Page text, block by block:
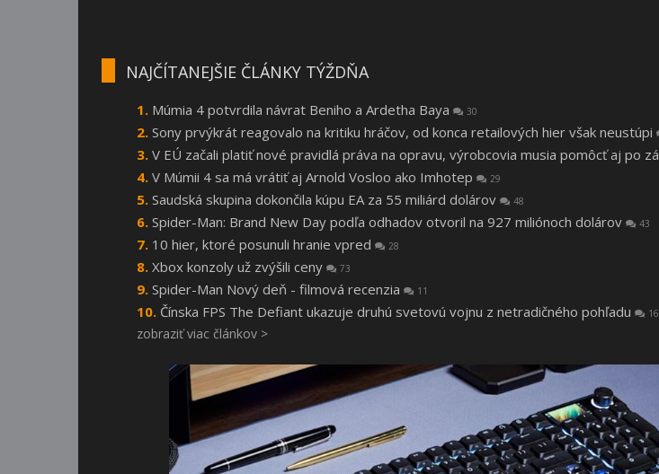
NAJČÍTANEJŠIE ČLÁNKY TÝŽDŇA
Múmia 4 potvrdila návrat Beniho a Ardetha Baya 30
Sony prvýkrát reagovalo na kritiku hráčov, od konca retailových hier však neustúpi
V EÚ začali platiť nové pravidlá práva na opravu, výrobcovia musia pomôcť aj po zá
V Múmii 4 sa má vrátiť aj Arnold Vosloo ako Imhotep 29
Saudská skupina dokončila kúpu EA za 55 miliárd dolárov 48
Spider-Man: Brand New Day podľa odhadov otvoril na 927 miliónoch dolárov 43
10 hier, ktoré posunuli hranie vpred 28
Xbox konzoly už zvýšili ceny 73
Spider-Man Nový deň - filmová recenzia 11
Čínska FPS The Defiant ukazuje druhú svetovú vojnu z netradičného pohľadu 16
zobraziť viac článkov >